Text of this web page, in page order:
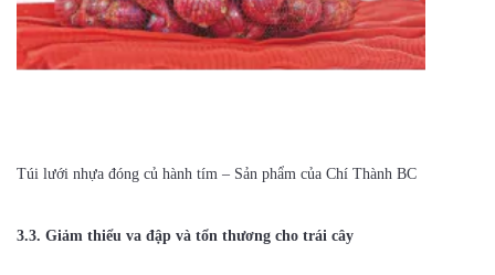
Túi lưới nhựa đóng củ hành tím – Sản phẩm của Chí Thành BC
3.3. Giảm thiểu va đập và tổn thương cho trái cây